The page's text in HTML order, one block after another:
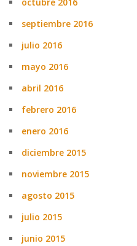
septiembre 2016
julio 2016
mayo 2016
abril 2016
febrero 2016
enero 2016
diciembre 2015
noviembre 2015
agosto 2015
julio 2015
junio 2015